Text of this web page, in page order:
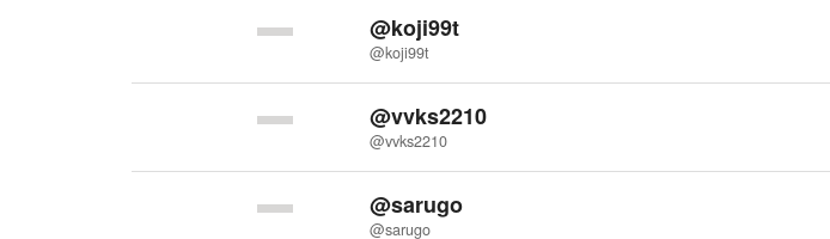
@koji99t
@koji99t
@vvks2210
@vvks2210
@sarugo
@sarugo